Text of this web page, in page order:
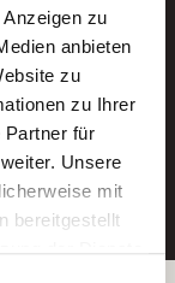
zu
anbieten
zu
zu Ihrer
Partner für
Unsere
mit
bereitgestellt
AWO